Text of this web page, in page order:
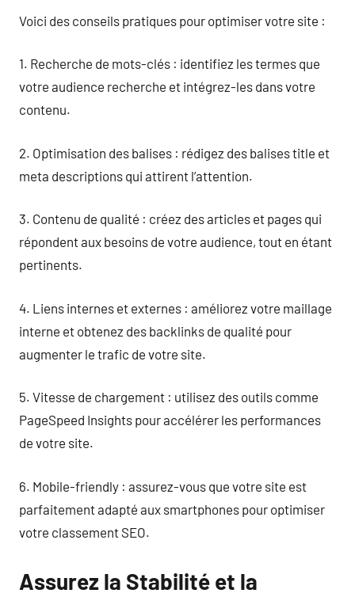
Voici des conseils pratiques pour optimiser votre site :
1. Recherche de mots-clés : identifiez les termes que
votre audience recherche et intégrez-les dans votre
contenu.
2. Optimisation des balises : rédigez des balises title et
meta descriptions qui attirent l’attention.
3. Contenu de qualité : créez des articles et pages qui
répondent aux besoins de votre audience, tout en étant
pertinents.
4. Liens internes et externes : améliorez votre maillage
interne et obtenez des backlinks de qualité pour
augmenter le trafic de votre site.
5. Vitesse de chargement : utilisez des outils comme
PageSpeed Insights pour accélérer les performances
de votre site.
6. Mobile-friendly : assurez-vous que votre site est
parfaitement adapté aux smartphones pour optimiser
votre classement SEO.
Assurez la Stabilité et la